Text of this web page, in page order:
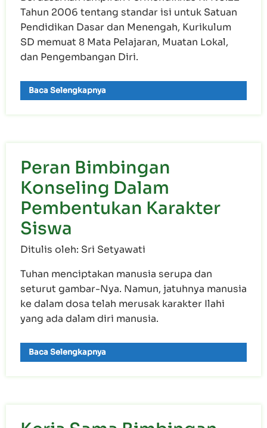
Tahun 2006 tentang standar isi untuk Satuan
Pendidikan Dasar dan Menengah, Kurikulum
SD memuat 8 Mata Pelajaran, Muatan Lokal,
dan Pengembangan Diri.
Baca Selengkapnya
Peran Bimbingan
Konseling Dalam
Pembentukan Karakter
Siswa
Ditulis oleh: Sri Setyawati
Tuhan menciptakan manusia serupa dan
seturut gambar-Nya. Namun, jatuhnya manusia
ke dalam dosa telah merusak karakter Ilahi
yang ada dalam diri manusia.
Baca Selengkapnya